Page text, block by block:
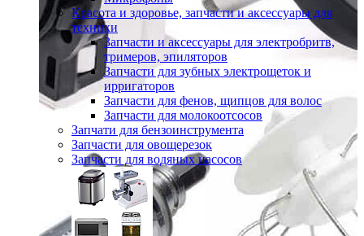
Красота и здоровье, запчасти и аксессуары для
техники
Запчасти и аксессуары для электробритв,
тримеров, эпиляторов
Запчасти для зубных электрощеток и
ирригаторов
Запчасти для фенов, щипцов для волос
Запчасти для молокоотсосов
Запчати для бензоинструмента
Запчасти для овощерезок
Запчасти для водяных насосов